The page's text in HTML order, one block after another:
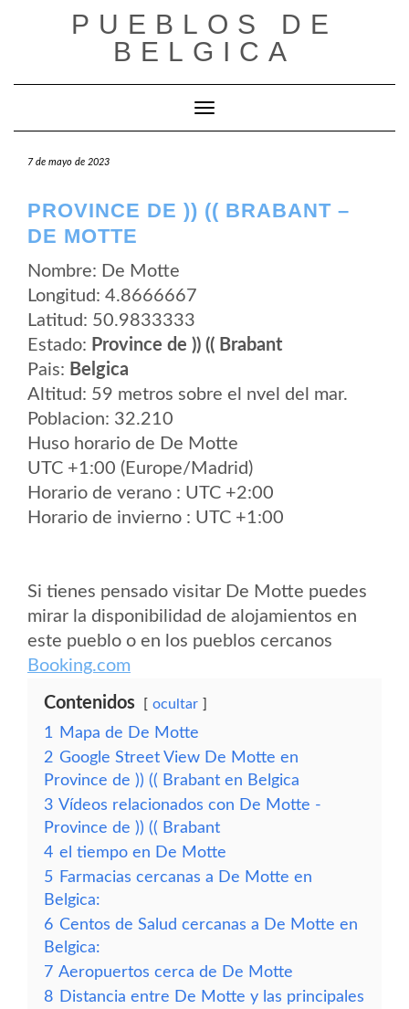
PUEBLOS DE
BELGICA
Cambiar modo de navegación
7 de mayo de 2023
PROVINCE DE )) (( BRABANT –
DE MOTTE
Nombre: De Motte
Longitud: 4.8666667
Latitud: 50.9833333
Estado: Province de )) (( Brabant
Pais: Belgica
Altitud: 59 metros sobre el nvel del mar.
Poblacion: 32.210
Huso horario de De Motte
UTC +1:00 (Europe/Madrid)
Horario de verano : UTC +2:00
Horario de invierno : UTC +1:00
Si tienes pensado visitar De Motte puedes
mirar la disponibilidad de alojamientos en
este pueblo o en los pueblos cercanos
Booking.com
Contenidos ocultar
1
Mapa de De Motte
2 Google Street View De Motte en
Province de )) (( Brabant en Belgica
3 Vídeos relacionados con De Motte -
Province de )) (( Brabant
4 el tiempo en De Motte
5 Farmacias cercanas a De Motte en
Belgica:
6 Centos de Salud cercanas a De Motte en
Belgica:
7 Aeropuertos cerca de De Motte
8 Distancia entre De Motte y las principales